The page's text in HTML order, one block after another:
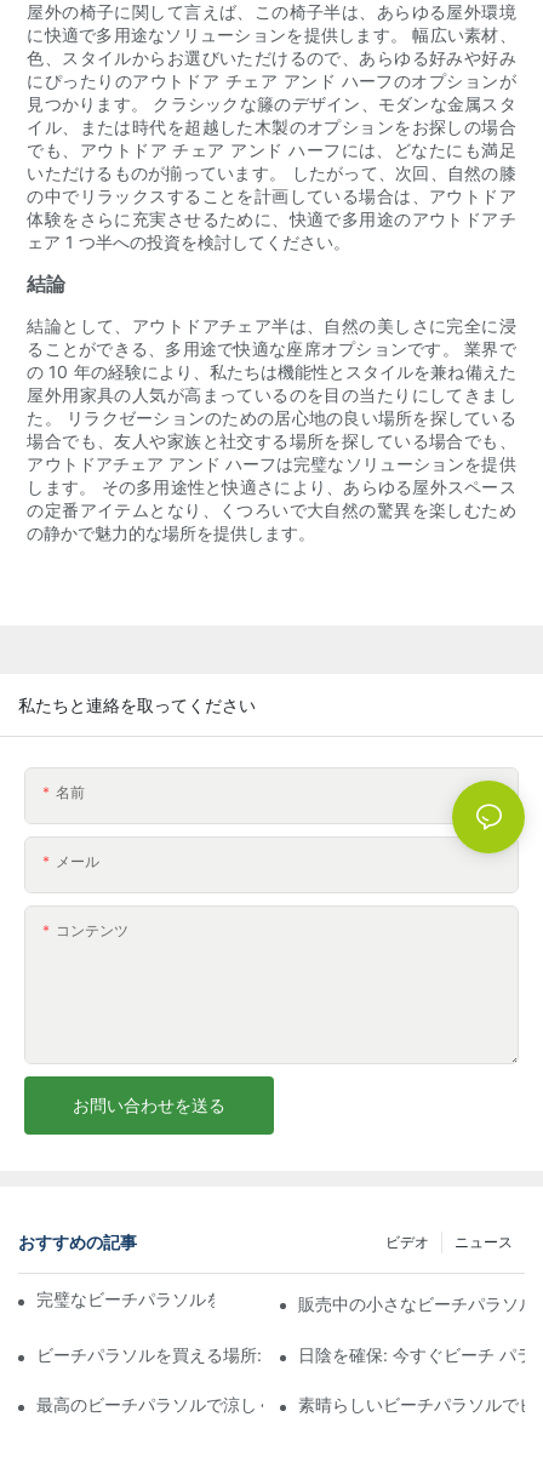
屋外の椅子に関して言えば、この椅子半は、あらゆる屋外環境
に快適で多用途なソリューションを提供します。 幅広い素材、
色、スタイルからお選びいただけるので、あらゆる好みや好み
にぴったりのアウトドア チェア アンド ハーフのオプションが
見つかります。 クラシックな籐のデザイン、モダンな金属スタ
イル、または時代を超越した木製のオプションをお探しの場合
でも、アウトドア チェア アンド ハーフには、どなたにも満足
いただけるものが揃っています。 したがって、次回、自然の膝
の中でリラックスすることを計画している場合は、アウトドア
体験をさらに充実させるために、快適で多用途のアウトドアチ
ェア 1 つ半への投資を検討してください。
結論
結論として、アウトドアチェア半は、自然の美しさに完全に浸
ることができる、多用途で快適な座席オプションです。 業界で
の 10 年の経験により、私たちは機能性とスタイルを兼ね備えた
屋外用家具の人気が高まっているのを目の当たりにしてきまし
た。 リラクゼーションのための居心地の良い場所を探している
場合でも、友人や家族と社交する場所を探している場合でも、
アウトドアチェア アンド ハーフは完璧なソリューションを提供
します。 その多用途性と快適さにより、あらゆる屋外スペース
の定番アイテムとなり、くつろいで大自然の驚異を楽しむため
の静かで魅力的な場所を提供します。
私たちと連絡を取ってください
名前
メール
コンテンツ
お問い合わせを送る
おすすめの記事 ニュース
ビデオ
完璧なビーチパラソルを選ぶための究極のガイド販売中の小さなビーチパラソ
ビーチパラソルを買える場所: サンシェードのニーズに応えるト
日陰を確保: 今すぐビーチ パラ
最高のビーチパラソルで涼しくスタイリッシュに過ごしましょう:
素晴らしいビーチパラソルで